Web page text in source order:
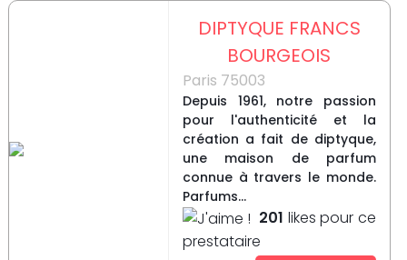
DIPTYQUE FRANCS
BOURGEOIS
Paris 75003
Depuis 1961, notre passion
pour l'authenticité et la
création a fait de diptyque,
une maison de parfum
connue à travers le monde.
Parfums...
201 likes pour ce
prestataire